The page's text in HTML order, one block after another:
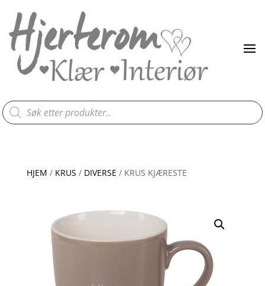
Products
search
HJEM / KRUS / DIVERSE / KRUS KJÆRESTE